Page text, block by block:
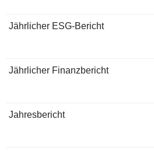
Jährlicher ESG-Bericht
Jährlicher Finanzbericht
Jahresbericht